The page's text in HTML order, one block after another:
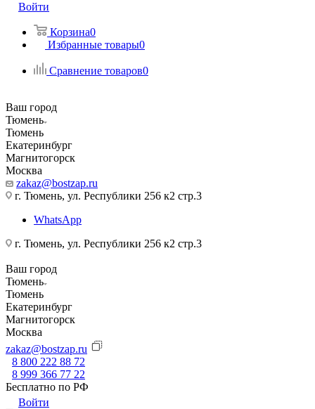
Войти
Корзина0
Избранные товары0
Сравнение товаров0
Ваш город
Тюмень
Тюмень
Екатеринбург
Магнитогорск
Москва
zakaz@bostzap.ru
г. Тюмень, ул. Республики 256 к2 стр.3
WhatsApp
г. Тюмень, ул. Республики 256 к2 стр.3
Ваш город
Тюмень
Тюмень
Екатеринбург
Магнитогорск
Москва
zakaz@bostzap.ru
8 800 222 88 72
8 999 366 77 22
Бесплатно по РФ
Войти